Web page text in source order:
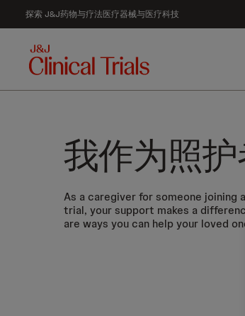
探索 J&J药物与疗法医疗器械与医疗科技
我作为照
As a caregiver for someone joining
trial, your support makes a
are ways you can help your loved